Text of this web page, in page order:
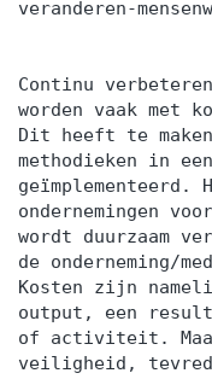
veranderen-
Continu
worden vaak met
Dit heeft te
methodieken in
geïmplementeerd.
ondernemingen
wordt duurzaam
de onderneming/
Kosten zijn
output, een
of activiteit.
veiligheid,